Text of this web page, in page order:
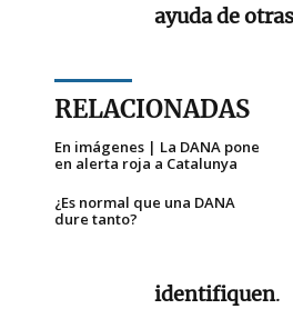
ayuda de
RELACIONADAS
En imágenes | La DANA pone
en alerta roja a Catalunya
¿Es normal que una DANA
dure tanto?
identifiquen.